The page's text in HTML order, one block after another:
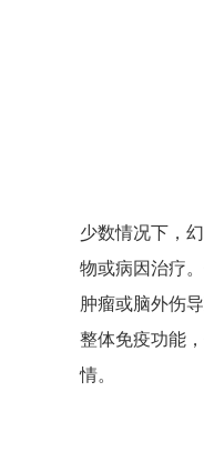
少数情况下，
物或病因治疗
肿瘤或脑外伤
整体免疫功能
情。